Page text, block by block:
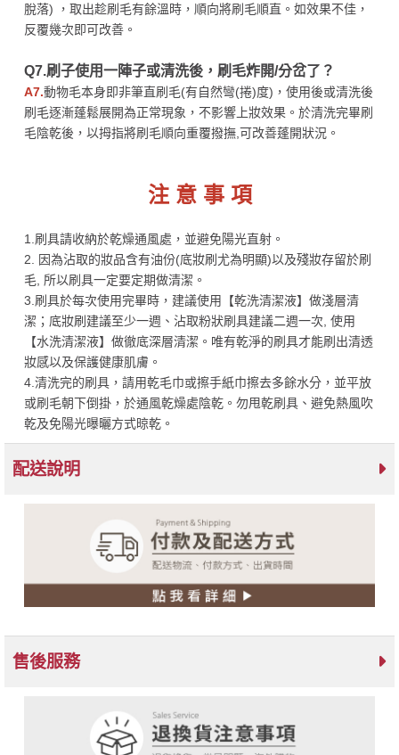
脫落) ，取出趁刷毛有餘溫時，順向將刷毛順直。如效果不佳，
反覆幾次即可改善。
Q7.刷子使用一陣子或清洗後，刷毛炸開/分岔了？
A7.動物毛本身即非筆直刷毛(有自然彎(捲)度)，使用後或清洗後
刷毛逐漸蓬鬆展開為正常現象，不影響上妝效果。於清洗完畢刷
毛陰乾後，以拇指將刷毛順向重覆撥撫,可改善蓬開狀況。
注 意 事 項
1.刷具請收納於乾燥通風處，並避免陽光直射。
2. 因為沾取的妝品含有油份(底妝刷尤為明顯)以及殘妝存留於刷
毛, 所以刷具一定要定期做清潔。
3.刷具於每次使用完畢時，建議使用【乾洗清潔液】做淺層清
潔；底妝刷建議至少一週、沾取粉狀刷具建議二週一次, 使用
【水洗清潔液】做徹底深層清潔。唯有乾淨的刷具才能刷出清透
妝感以及保護健康肌膚。
4.清洗完的刷具，請用乾毛巾或擦手紙巾擦去多餘水分，並平放
或刷毛朝下倒掛，於通風乾燥處陰乾。勿甩乾刷具、避免熱風吹
乾及免陽光曝曬方式晾乾。
配送說明
售後服務